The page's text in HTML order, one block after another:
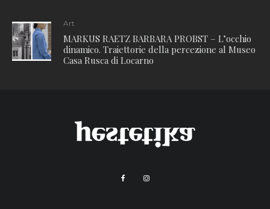
Art
MARKUS RAETZ BARBARA PROBST – L’occhio
dinamico. Traiettorie della percezione al Museo
Casa Rusca di Locarno